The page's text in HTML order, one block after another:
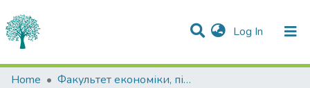
Log In (current)
Statistics
Home
Факультет економіки, підприємництва та інформаційних технологій